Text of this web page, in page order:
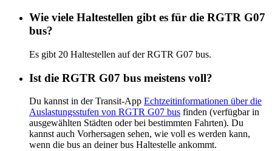
Wie viele Haltestellen gibt es für die RGTR G07
bus?
Es gibt 20 Haltestellen auf der RGTR G07 bus.
Ist die RGTR G07 bus meistens voll?
Du kannst in der Transit-App Echtzeitinformationen über die
Auslastungsstufen von RGTR G07 bus finden (verfügbar in
ausgewählten Städten oder bei bestimmten Fahrten). Du
kannst auch Vorhersagen sehen, wie voll es werden kann,
wenn die bus an deiner bus Haltestelle ankommt.